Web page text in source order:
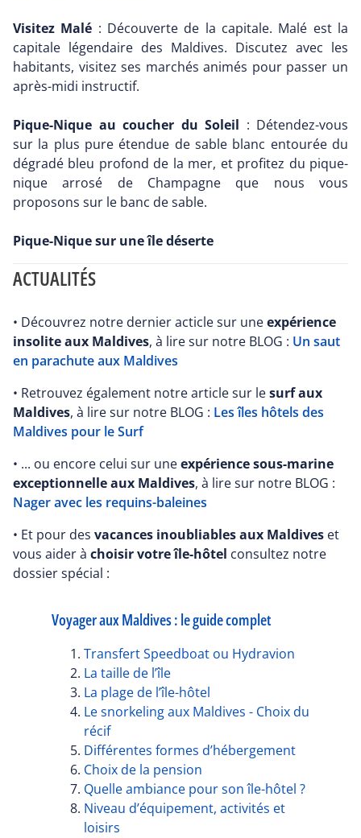
Visitez Malé : Découverte de la capitale. Malé est la
capitale légendaire des Maldives. Discutez avec les
habitants, visitez ses marchés animés pour passer un
après-midi instructif.
Pique-Nique au coucher du Soleil : Détendez-vous
sur la plus pure étendue de sable blanc entourée du
dégradé bleu profond de la mer, et profitez du pique-
nique arrosé de Champagne que nous vous
proposons sur le banc de sable.
Pique-Nique sur une île déserte
ACTUALITÉS
• Découvrez notre dernier acticle sur uneexpérience
insolite aux Maldives, à lire sur notre BLOG : Un saut
en parachute aux Maldives
• Retrouvez également notre article sur lesurf aux
Maldives, à lire sur notre BLOG : Les îles hôtels des
Maldives pour le Surf
• ... ou encore celui sur uneexpérience sous-marine
exceptionnelle aux Maldives, à lire sur notre BLOG :
Nager avec les requins-baleines
• Et pour des vacances inoubliables aux Maldives et
vous aider à choisir votre île-hôtel consultez notre
dossier spécial :
Voyager aux Maldives : le guide complet
Transfert Speedboat ou Hydravion
La taille de l’île
La plage de l’île-hôtel
Le snorkeling aux Maldives - Choix du
récif
Différentes formes d’hébergement
Choix de la pension
Quelle ambiance pour son île-hôtel ?
Niveau d’équipement, activités et
loisirs